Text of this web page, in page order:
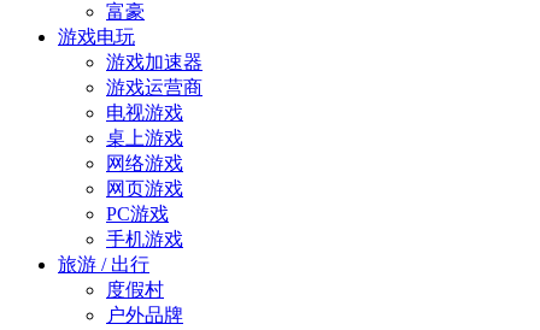
富豪
游戏电玩
游戏加速器
游戏运营商
电视游戏
桌上游戏
网络游戏
网页游戏
PC游戏
手机游戏
旅游 / 出行
度假村
户外品牌